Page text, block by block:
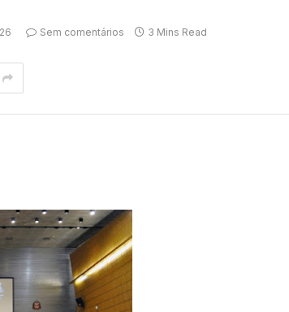
Sem comentários 3 Mins Read